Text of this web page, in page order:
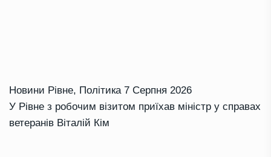
Новини Рівне, Політика 7 Серпня 2026
У Рівне з робочим візитом приїхав міністр у справах
ветеранів Віталій Кім